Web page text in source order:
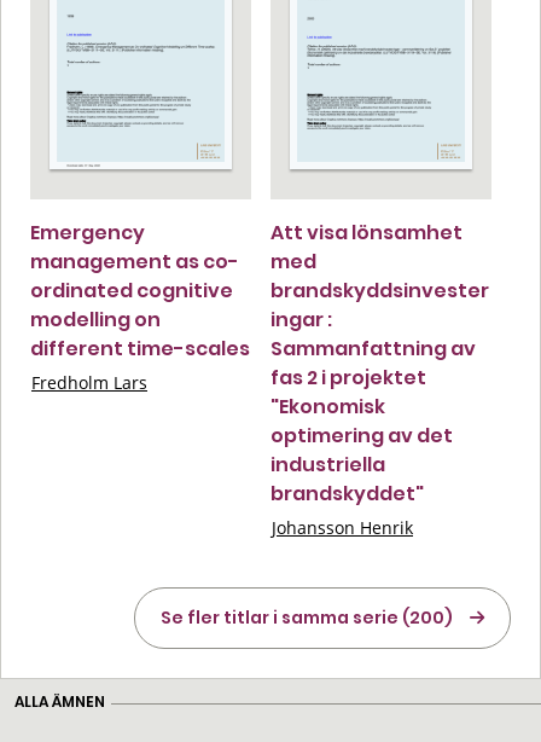
Emergency
management as co-
ordinated cognitive
modelling on
different time-scales
Fredholm Lars
Att visa lönsamhet
med
brandskyddsinvester
ingar :
Sammanfattning av
fas 2 i projektet
"Ekonomisk
optimering av det
industriella
brandskyddet"
Johansson Henrik
Se fler titlar i samma serie (200)
ALLA ÄMNEN